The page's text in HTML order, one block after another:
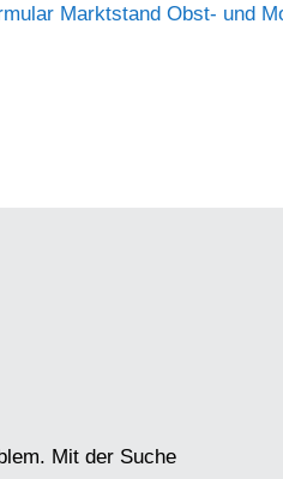
Marktstand Obst- und
Mit der Suche